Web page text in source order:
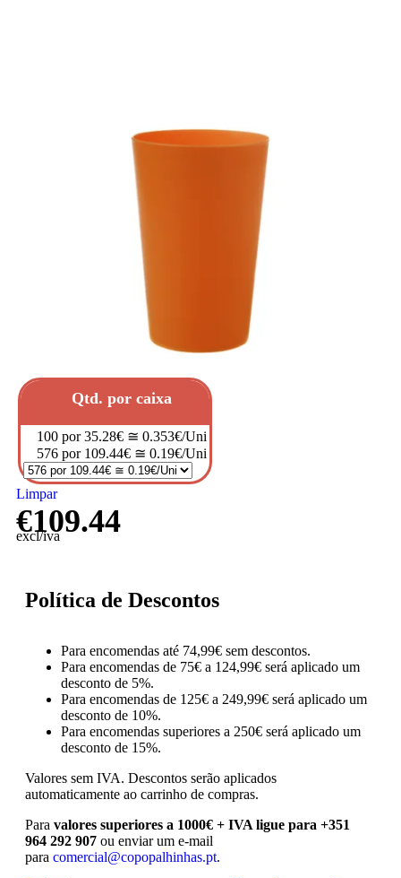
Qtd. por caixa
100 por 35.28€ ≅ 0.353€/Uni
576 por 109.44€ ≅ 0.19€/Uni
Limpar
€109.44
excl/iva
Política de Descontos
Para encomendas até 74,99€ sem descontos.
Para encomendas de 75€ a 124,99€ será aplicado um
desconto de 5%.
Para encomendas de 125€ a 249,99€ será aplicado um
desconto de 10%.
Para encomendas superiores a 250€ será aplicado um
desconto de 15%.
Valores sem IVA. Descontos serão aplicados
automaticamente ao carrinho de compras.
Para valores superiores a 1000€ + IVA ligue para +351
964 292 907 ou enviar um e-mail
para comercial@copopalhinhas.pt.